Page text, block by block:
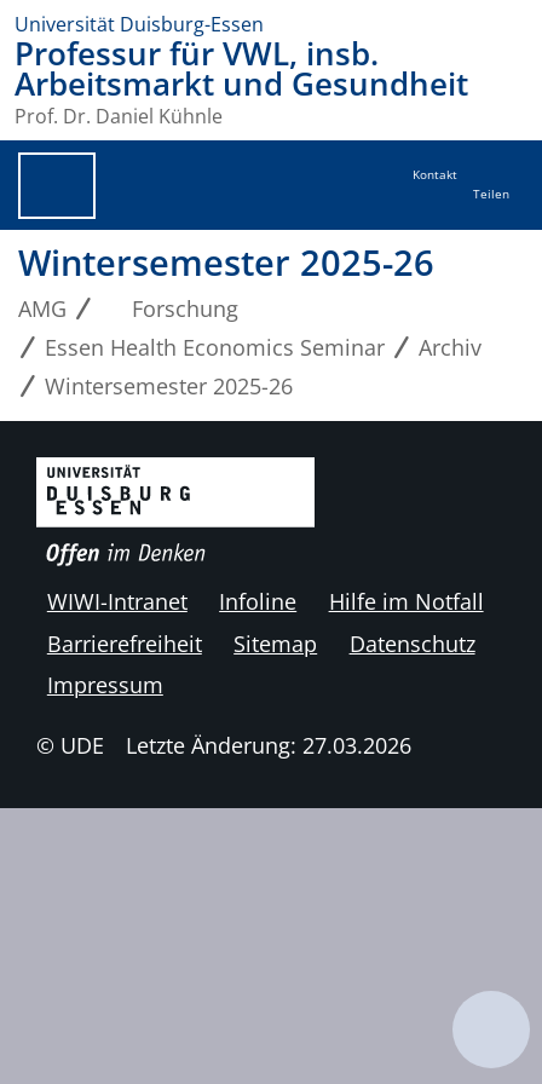
Universität Duisburg-Essen
Professur für VWL, insb.
Arbeitsmarkt und Gesundheit
Prof. Dr. Daniel Kühnle
Kontakt
Teilen
Wintersemester 2025-26
AMG
Forschung
Essen Health Economics Seminar
Archiv
Wintersemester 2025-26
WIWI-Intranet Infoline
Hilfe im Notfall
Barrierefreiheit
Sitemap
Datenschutz
Impressum
© UDE Letzte Änderung: 27.03.2026